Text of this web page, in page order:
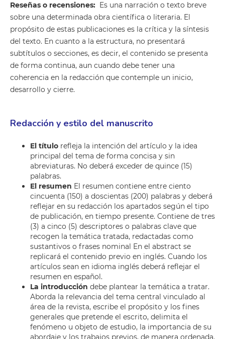
Reseñas o recensiones:Es una narración o texto breve
sobre una determinada obra científica o literaria. El
propósito de estas publicaciones es la crítica y la síntesis
del texto. En cuanto a la estructura, no presentará
subtítulos o secciones, es decir, el contenido se presenta
de forma continua, aun cuando debe tener una
coherencia en la redacción que contemple un inicio,
desarrollo y cierre.
Redacción y estilo del manuscrito
El títulorefleja la intención del artículo y la idea
principal del tema de forma concisa y sin
abreviaturas. No deberá exceder de quince (15)
palabras.
El resumen El resumen contiene entre ciento
cincuenta (150) a doscientas (200) palabras y deberá
reflejar en su redacción los apartados según el tipo
de publicación, en tiempo presente. Contiene de tres
(3) a cinco (5) descriptores o palabras clave que
recogen la temática tratada, redactadas como
sustantivos o frases nominal En el abstract se
replicará el contenido previo en inglés. Cuando los
artículos sean en idioma inglés deberá reflejar el
resumen en español.
La introducción debe plantear la temática a tratar.
Aborda la relevancia del tema central vinculado al
área de la revista, escribe el propósito y los fines
generales que pretende el escrito, delimita el
fenómeno u objeto de estudio, la importancia de su
abordaje y los trabajos previos, de manera ordenada.